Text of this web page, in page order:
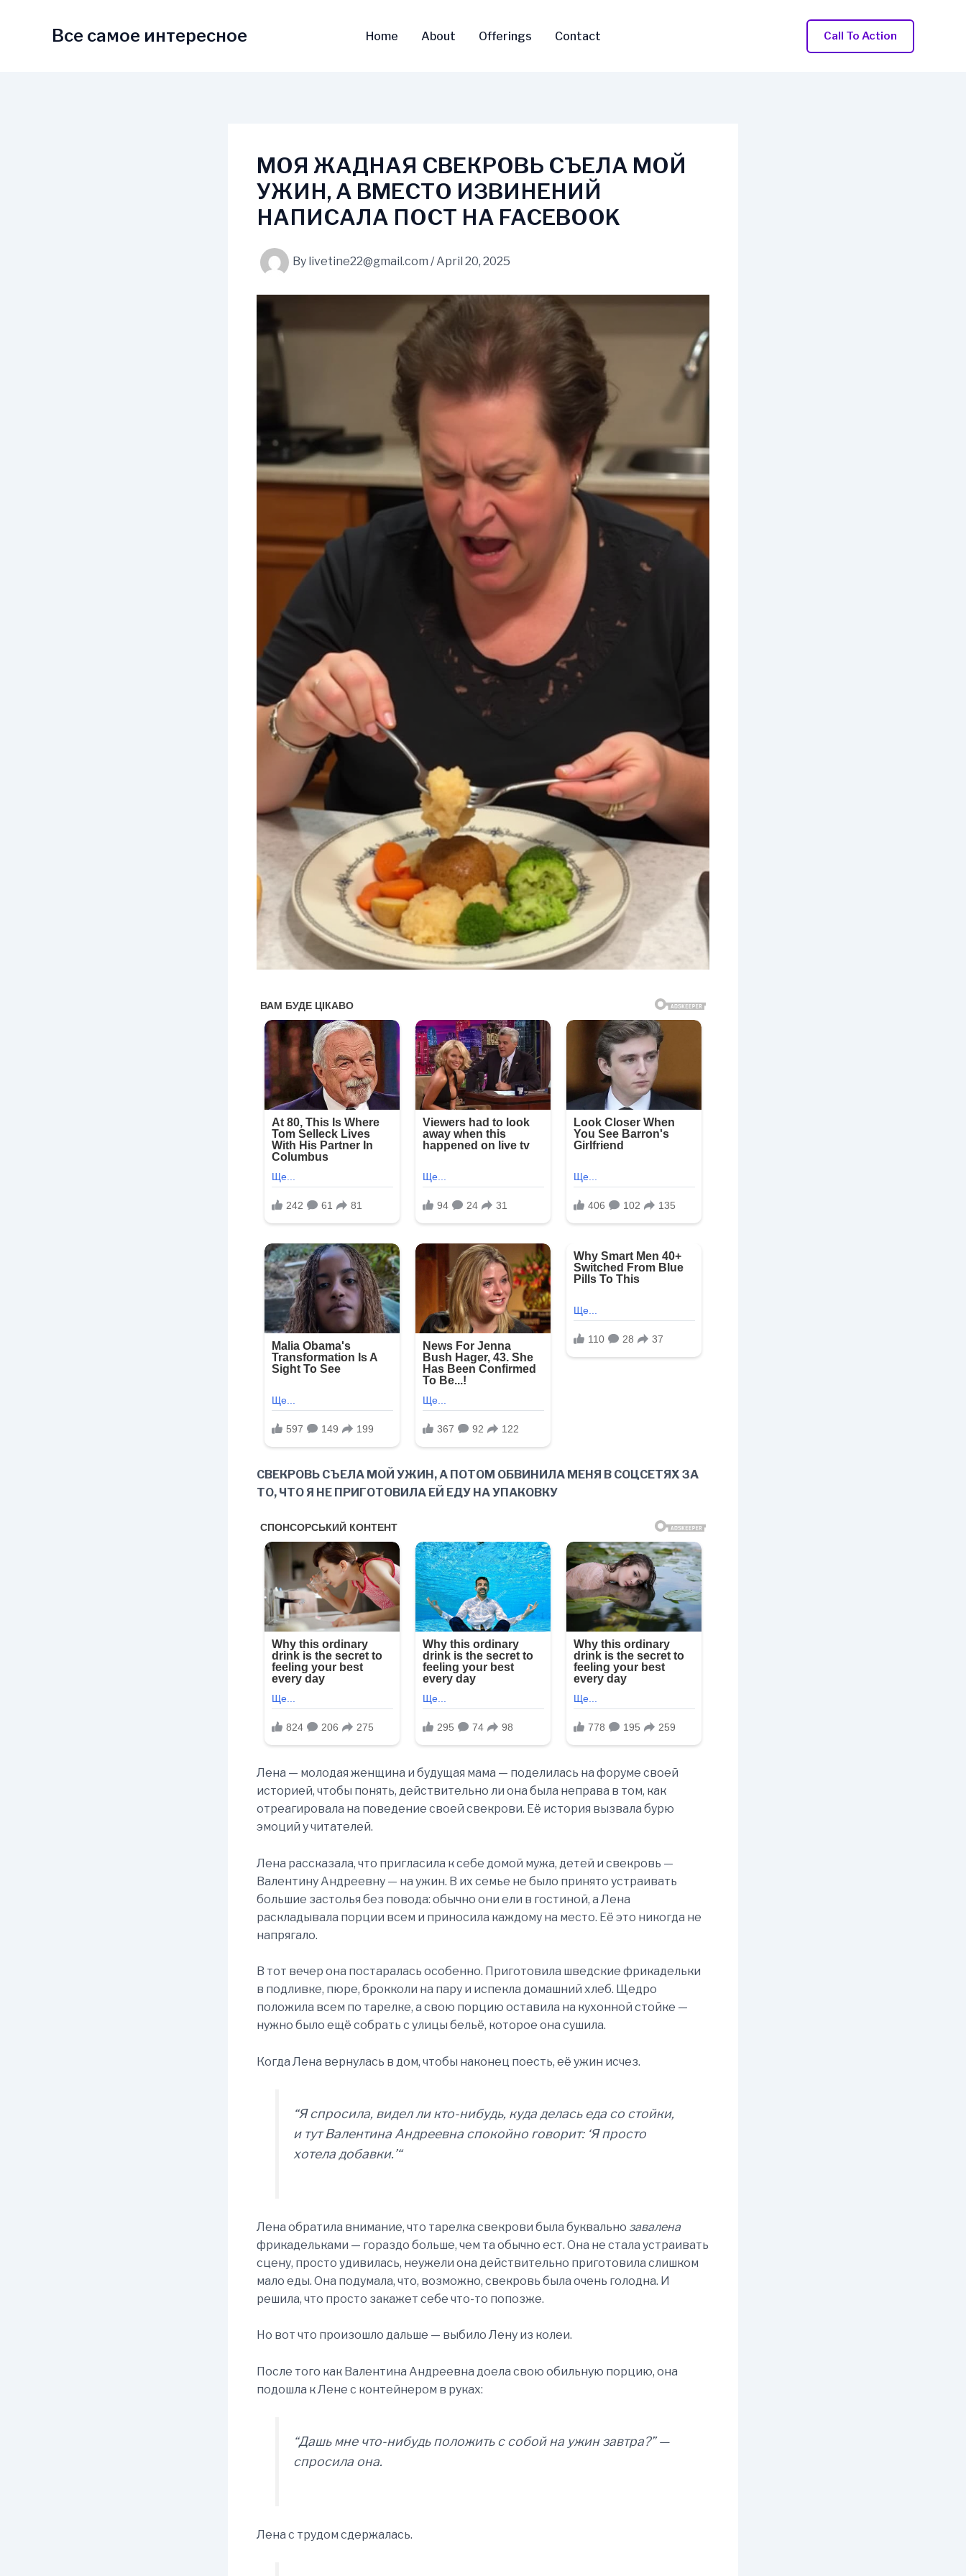
Все самое интересное Home About Offerings Contact Call To Action
МОЯ ЖАДНАЯ СВЕКРОВЬ СЪЕЛА МОЙ
УЖИН, А ВМЕСТО ИЗВИНЕНИЙ
НАПИСАЛА ПОСТ НА FACEBOOK
By livetine22@gmail.com /April 20, 2025
СВЕКРОВЬ СЪЕЛА МОЙ УЖИН, А ПОТОМ ОБВИНИЛА МЕНЯ В СОЦСЕТЯХ ЗА
ТО, ЧТО Я НЕ ПРИГОТОВИЛА ЕЙ ЕДУ НА УПАКОВКУ
Лена — молодая женщина и будущая мама — поделилась на форуме своей
историей, чтобы понять, действительно ли она была неправа в том, как
отреагировала на поведение своей свекрови. Её история вызвала бурю
эмоций у читателей.
Лена рассказала, что пригласила к себе домой мужа, детей и свекровь —
Валентину Андреевну — на ужин. В их семье не было принято устраивать
большие застолья без повода: обычно они ели в гостиной, а Лена
раскладывала порции всем и приносила каждому на место. Её это никогда не
напрягало.
В тот вечер она постаралась особенно. Приготовила шведские фрикадельки
в подливке, пюре, брокколи на пару и испекла домашний хлеб. Щедро
положила всем по тарелке, а свою порцию оставила на кухонной стойке —
нужно было ещё собрать с улицы бельё, которое она сушила.
Когда Лена вернулась в дом, чтобы наконец поесть, её ужин исчез.
“Я спросила, видел ли кто-нибудь, куда делась еда со стойки,
и тут Валентина Андреевна спокойно говорит: ‘Я просто
хотела добавки.’“
Лена обратила внимание, что тарелка свекрови была буквально завалена
фрикадельками — гораздо больше, чем та обычно ест. Она не стала устраивать
сцену, просто удивилась, неужели она действительно приготовила слишком
мало еды. Она подумала, что, возможно, свекровь была очень голодна. И
решила, что просто закажет себе что-то попозже.
Но вот что произошло дальше — выбило Лену из колеи.
После того как Валентина Андреевна доела свою обильную порцию, она
подошла к Лене с контейнером в руках:
“Дашь мне что-нибудь положить с собой на ужин завтра?” —
спросила она.
Лена с трудом сдержалась.